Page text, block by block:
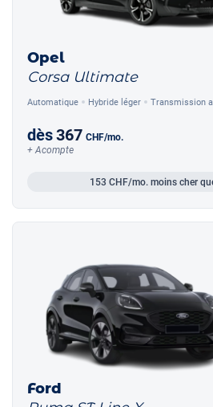
Opel
Corsa Ultimate
Automatique Hybride léger Transmission
dès367 CHF/mo.
+ Acompte
153 CHF/mo. moins cher
Ford